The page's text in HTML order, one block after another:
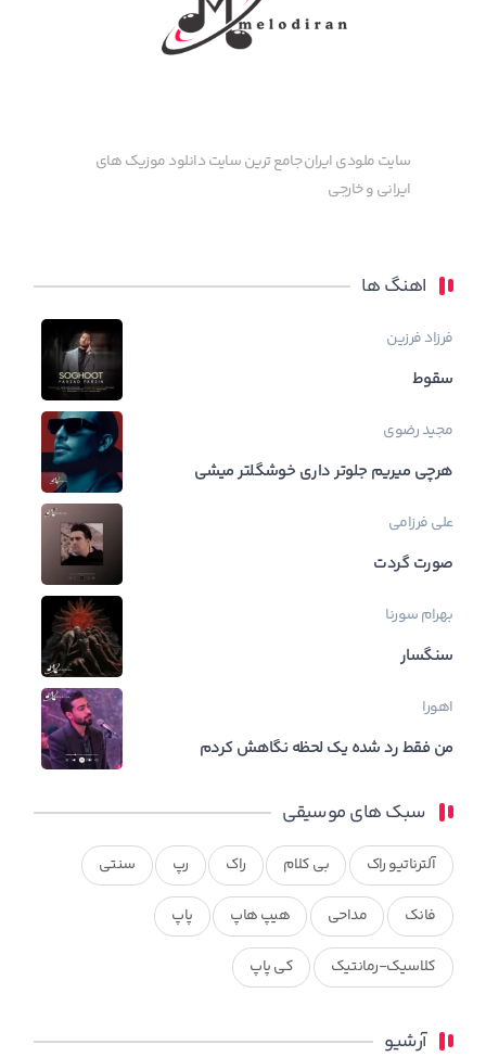
سایت ملودی ایران جامع ترین سایت دانلود موزیک های
ایرانی و خارجی
اهنگ ها
فرزاد فرزین
سقوط
مجید رضوی
هرچی میریم جلوتر داری خوشگلتر میشی
علی فرزامی
صورت گردت
بهرامسورنا
سنگسار
اهورا
من فقط رد شده یک لحظه نگاهش کردم
سبک های موسیقی
آلترناتیو راک بی کلام راک رپ سنتی
فانک مداحی هیپ هاپ پاپ
کلاسیک-رمانتیک کی پاپ
آرشیو